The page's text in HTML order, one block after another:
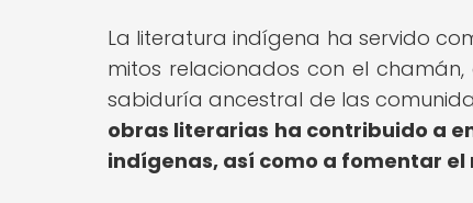
La literatura indígena ha servido
mitos relacionados con el
sabiduría ancestral de las
obras literarias ha contribuido a
indígenas, así como a fomentar